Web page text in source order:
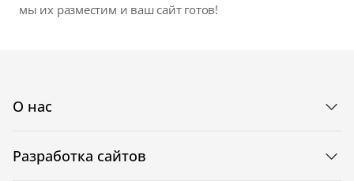
мы их разместим и ваш сайт готов!
О нас
Разработка сайтов